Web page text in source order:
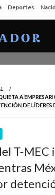
Deportes
A
DE
T-MEC